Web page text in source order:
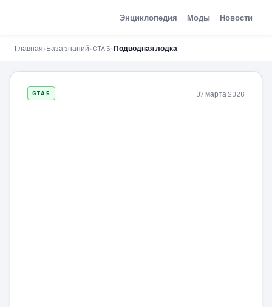
Энциклопедия Моды Новости
Главная›База знаний›GTA 5›Подводная лодка
GTA 5 07 марта 2026